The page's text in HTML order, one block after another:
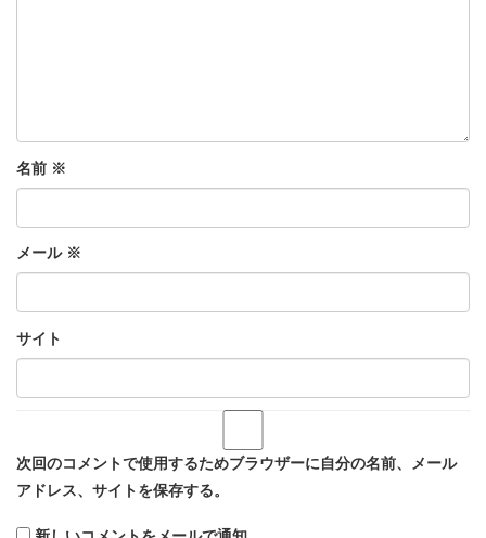
名前 ※
メール ※
サイト
次回のコメントで使用するためブラウザーに自分の名前、メール
アドレス、サイトを保存する。